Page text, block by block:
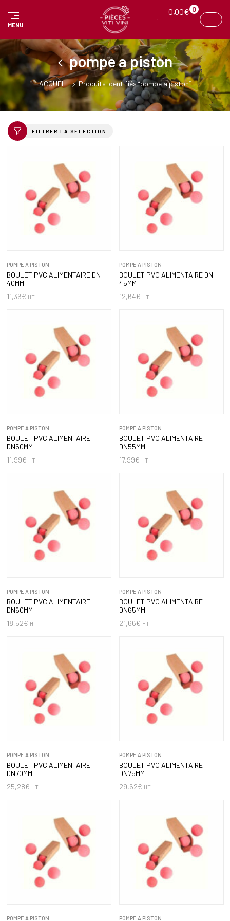
MENU
0,00€ 0
pompe a piston
ACCUEIL Produits identifiés “pompe a piston”
FILTRER LA SELECTION
POMPE A PISTON
BOULET PVC ALIMENTAIRE DN
40MM
11,36€ HT
POMPE A PISTON
BOULET PVC ALIMENTAIRE DN
45MM
12,64€ HT
POMPE A PISTON
BOULET PVC ALIMENTAIRE
DN50MM
11,99€ HT
POMPE A PISTON
BOULET PVC ALIMENTAIRE
DN55MM
17,99€ HT
POMPE A PISTON
BOULET PVC ALIMENTAIRE
DN60MM
18,52€ HT
POMPE A PISTON
BOULET PVC ALIMENTAIRE
DN65MM
21,66€ HT
POMPE A PISTON
BOULET PVC ALIMENTAIRE
DN70MM
25,28€ HT
POMPE A PISTON
BOULET PVC ALIMENTAIRE
DN75MM
29,62€ HT
POMPE A PISTON POMPE A PISTON
Panneau de gestion des cookies